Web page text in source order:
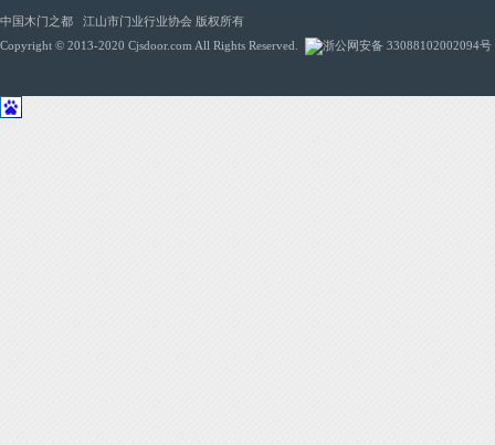
中国木门之都 江山市门业行业协会 版权所有
Copyright © 2013-2020 Cjsdoor.com All Rights Reserved.
浙公网安备 33088102002094号